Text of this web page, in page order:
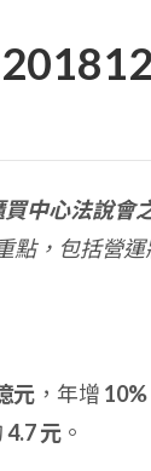
中心法說會
點，包括營
元 ，年增 10%
4.7 元 。